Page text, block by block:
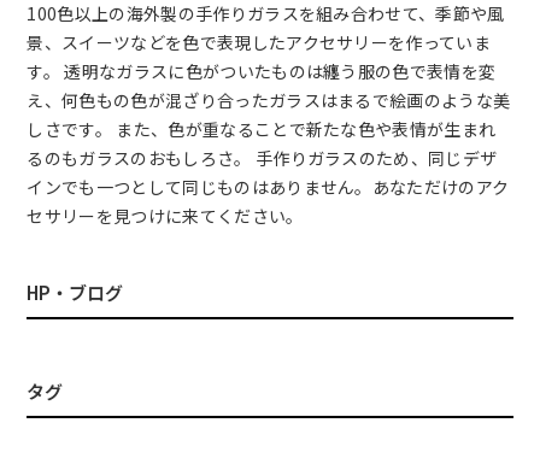
100色以上の海外製の手作りガラスを組み合わせて、季節や風
景、スイーツなどを色で表現したアクセサリーを作っていま
す。 透明なガラスに色がついたものは纏う服の色で表情を変
え、何色もの色が混ざり合ったガラスはまるで絵画のような美
しさです。 また、色が重なることで新たな色や表情が生まれ
るのもガラスのおもしろさ。 手作りガラスのため、同じデザ
インでも一つとして同じものはありません。あなただけのアク
セサリーを見つけに来てください。
HP・ブログ
タグ